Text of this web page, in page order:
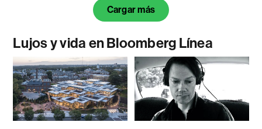
Cargar más
Lujos y vida en Bloomberg Línea